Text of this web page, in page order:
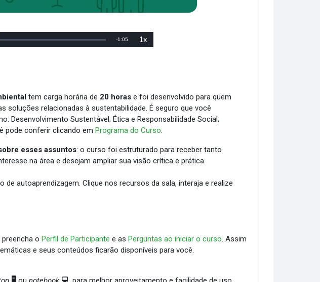
:
Tiempo
-1:05 1xVelocidad
de
tem carga horária de 20 horas e foi desenvolvido para quem
soluções relacionadas à sustentabilidade. É seguro que você
Desenvolvimento Sustentável; Ética e Responsabilidade Social;
pode conferir clicando emPrograma do Curso.
esses assuntos: o curso foi estruturado para receber tanto
na área e desejam ampliar sua visão crítica e prática.
autoaprendizagem. Clique nos recursos da sala, interaja e realize
preencha oPerfil de Participante e asPerguntas ao iniciar o curso. Assim
e seus conteúdos ficarão disponíveis para você.